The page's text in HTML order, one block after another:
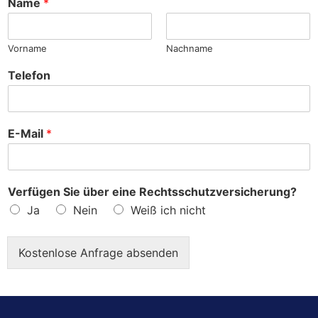
e
Name *
Vorname Nachname
Telefon
E-Mail *
Verfügen Sie über eine Rechtsschutzversicherung?
Ja
Nein Weiß ich nicht
Kostenlose Anfrage absenden